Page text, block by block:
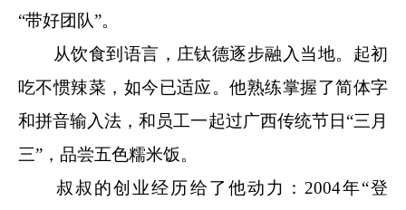
“带好团队”。
从饮食到语言，庄钛德逐步融入当地。起初
吃不惯辣菜，如今已适应。他熟练掌握了简体字
和拼音输入法，和员工一起过广西传统节日“三月
三”，品尝五色糯米饭。
叔叔的创业经历给了他动力：2004年“登